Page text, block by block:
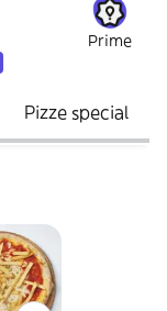
Prime
Pizze special